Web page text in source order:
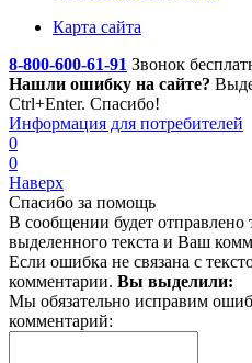
Карта сайта
8-800-600-61-91 Звонок
Нашли ошибку на сайте?
Ctrl+Enter. Спасибо!
Информация для потребителей
0
0
Наверх
Спасибо за помощь
В сообщении будет отправлено
выделенного текста и Ваш
Если ошибка не связана с
комментарии. Вы выделили:
Мы обязательно исправим
комментарий: